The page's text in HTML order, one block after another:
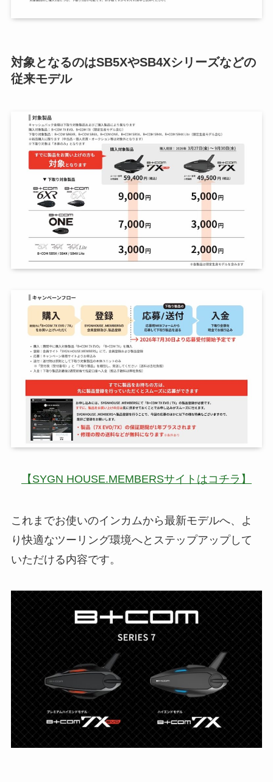
対象となるのはSB5XやSB4Xシリーズなどの
従来モデル
【SYGN HOUSE.MEMBERSサイトはコチラ】
これまでお使いのインカムから最新モデルへ、よ
り快適なツーリング環境へとステップアップして
いただける内容です。